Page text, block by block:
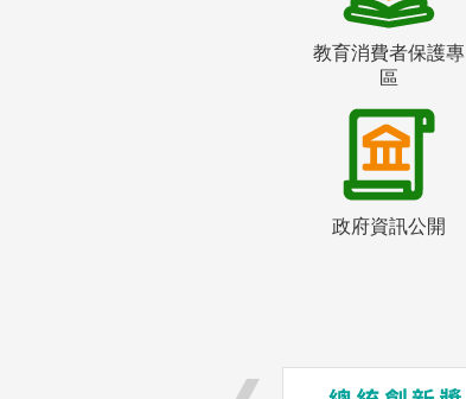
教育消費者保護專
區
政府資訊公開